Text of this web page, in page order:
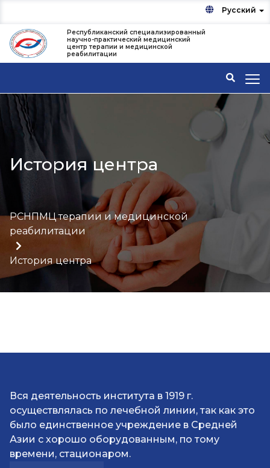
Русский
Республиканский специализированный
научно-практический медицинский
центр терапии и медицинской
реабилитации
История центра
РСНПМЦ терапии и медицинской
реабилитации
История центра
Вся деятельность института в 1919 г.
осуществлялась по лечебной линии, так как это
было единственное учреждение в Средней
Азии с хорошо оборудованным, по тому
времени, стационаром.